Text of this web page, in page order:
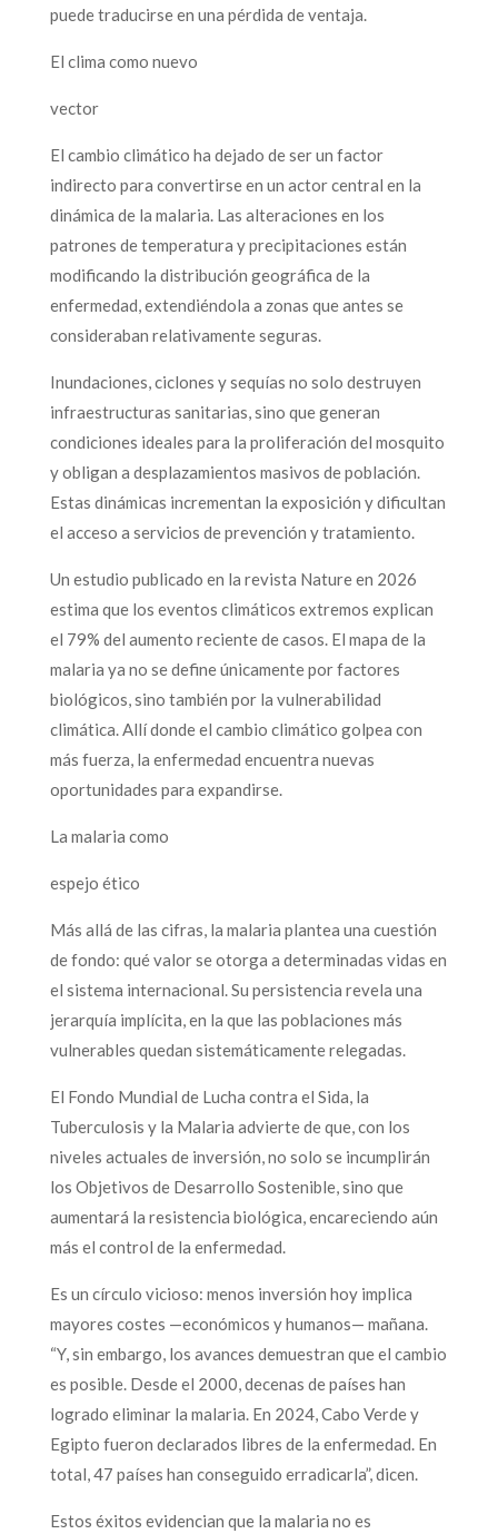
puede traducirse en una pérdida de ventaja.
El clima como nuevo
vector
El cambio climático ha dejado de ser un factor
indirecto para convertirse en un actor central en la
dinámica de la malaria. Las alteraciones en los
patrones de temperatura y precipitaciones están
modificando la distribución geográfica de la
enfermedad, extendiéndola a zonas que antes se
consideraban relativamente seguras.
Inundaciones, ciclones y sequías no solo destruyen
infraestructuras sanitarias, sino que generan
condiciones ideales para la proliferación del mosquito
y obligan a desplazamientos masivos de población.
Estas dinámicas incrementan la exposición y dificultan
el acceso a servicios de prevención y tratamiento.
Un estudio publicado en la revista Nature en 2026
estima que los eventos climáticos extremos explican
el 79% del aumento reciente de casos. El mapa de la
malaria ya no se define únicamente por factores
biológicos, sino también por la vulnerabilidad
climática. Allí donde el cambio climático golpea con
más fuerza, la enfermedad encuentra nuevas
oportunidades para expandirse.
La malaria como
espejo ético
Más allá de las cifras, la malaria plantea una cuestión
de fondo: qué valor se otorga a determinadas vidas en
el sistema internacional. Su persistencia revela una
jerarquía implícita, en la que las poblaciones más
vulnerables quedan sistemáticamente relegadas.
El Fondo Mundial de Lucha contra el Sida, la
Tuberculosis y la Malaria advierte de que, con los
niveles actuales de inversión, no solo se incumplirán
los Objetivos de Desarrollo Sostenible, sino que
aumentará la resistencia biológica, encareciendo aún
más el control de la enfermedad.
Es un círculo vicioso: menos inversión hoy implica
mayores costes —económicos y humanos— mañana.
“Y, sin embargo, los avances demuestran que el cambio
es posible. Desde el 2000, decenas de países han
logrado eliminar la malaria. En 2024, Cabo Verde y
Egipto fueron declarados libres de la enfermedad. En
total, 47 países han conseguido erradicarla”, dicen.
Estos éxitos evidencian que la malaria no es